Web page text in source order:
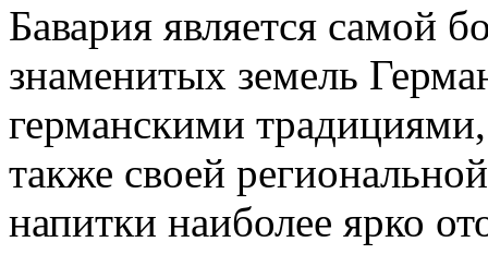
Бавария является самой
знаменитых земель
германскими
также своей
напитки наиболее ярко